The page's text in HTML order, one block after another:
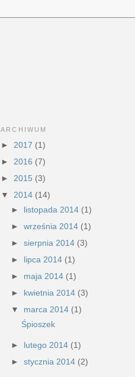
ARCHIWUM
► 2017 (1)
► 2016 (7)
► 2015 (3)
▼ 2014 (14)
► listopada 2014 (1)
► września 2014 (1)
► sierpnia 2014 (3)
► lipca 2014 (1)
► maja 2014 (1)
► kwietnia 2014 (3)
▼ marca 2014 (1)
Śpioszek
► lutego 2014 (1)
► stycznia 2014 (2)